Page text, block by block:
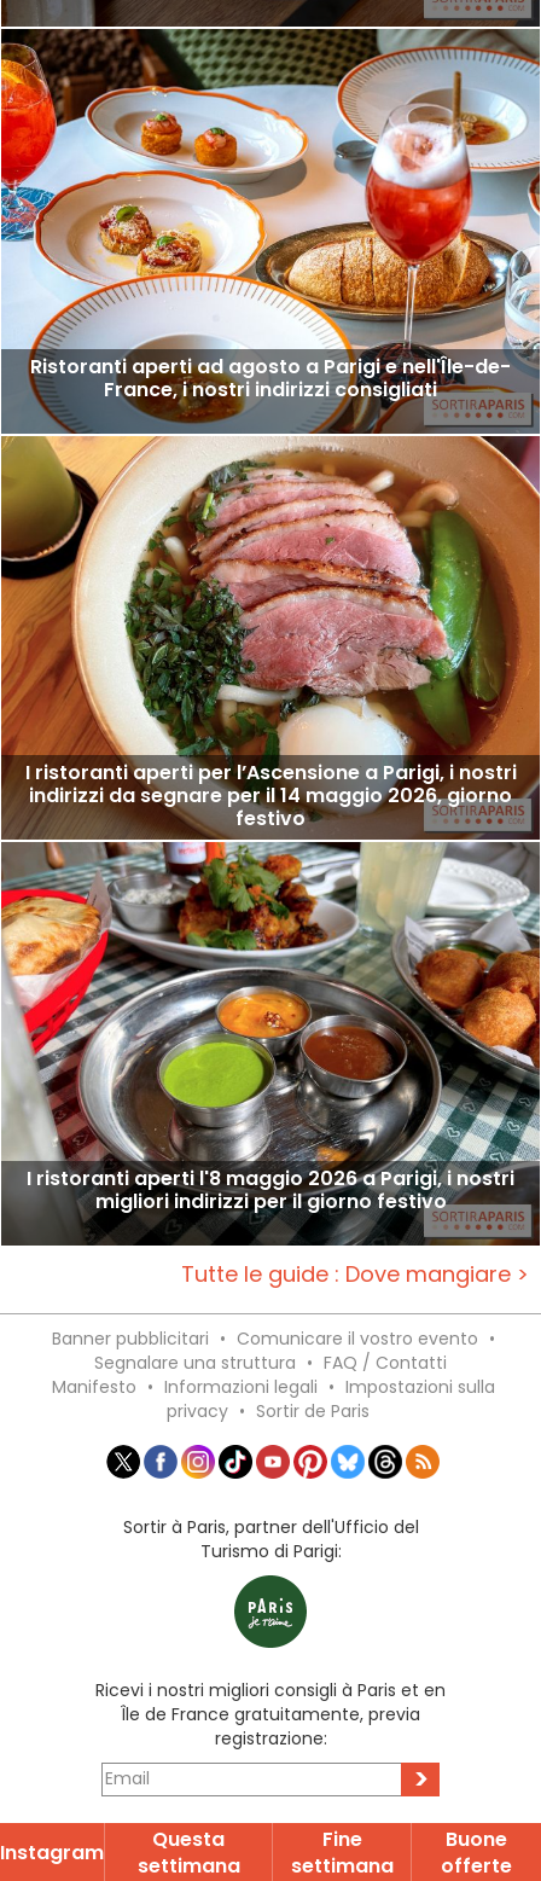
Ristoranti aperti ad agosto a Parigi e nell'Île-de-
France, i nostri indirizzi consigliati
I ristoranti aperti per l’Ascensione a Parigi, i nostri
indirizzi da segnare per il 14 maggio 2026, giorno
festivo
I ristoranti aperti l'8 maggio 2026 a Parigi, i nostri
migliori indirizzi per il giorno festivo
Tutte le guide : Dove mangiare >
Banner pubblicitari • Comunicare il vostro evento •
Segnalare una struttura • FAQ / Contatti
Manifesto • Informazioni legali • Impostazioni sulla
privacy • Sortir de Paris
Sortir à Paris, partner dell'Ufficio del
Turismo di Parigi:
Ricevi i nostri migliori consigli à Paris et en
Île de France gratuitamente, previa
registrazione:
>
Instagram
Questa
settimana
Fine
settimana
Buone
offerte